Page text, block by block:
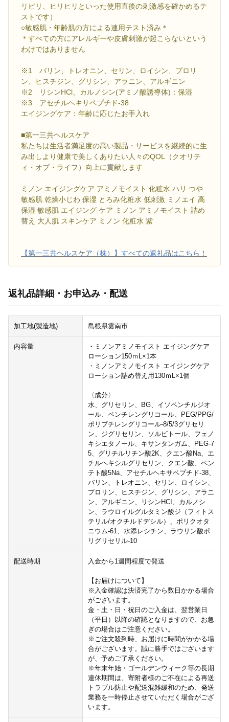
リピリ、ヒリヒリといった使用直後の刺激感を確かめるテ
ストです）
○敏感肌・年齢肌の方による連用テスト済み＊
＊すべての方にアレルギーや皮膚刺激が起こらないという
わけではありません
※1 バリン、トレオニン、セリン、ロイシン、プロリ
ン、ヒスチジン、グリシン、アラニン、アルギニン
※2 リシンHCl、カルノシン(アミノ酸誘導体)：保湿
※3 アセチルヘキサペプチド-38
エイジングケア：年齢に応じたお手入れ
■第一三共ヘルスケア
私たちは生活者満足度の高い製品・サービスを継続的に生
み出しより健康で美しくありたい人々のQOL（クオリテ
ィ・オブ・ライフ）向上に貢献します
ミノン エイジングケア アミノモイスト 化粧水 ハリ つや
敏感肌 乾燥小じわ 保湿 とろみ化粧水 低刺激 ミノエイ 高
保湿 敏感肌 エイジング ケア ミノン アミノモイスト 詰め
替え 大人肌 スキンケア ミノン 化粧水 紫
【第一三共ヘルスケア（株）】すべての返礼品はこちら！
返礼品詳細・お申込み・配送
加工地(製造地) 島根県雲南市
内容量
・ミノンアミノモイスト エイジングケア
ローション150ｍL×1本
・ミノンアミノモイスト エイジングケア
ローション詰め替え用130ｍL×1個
〈成分〉
水、グリセリン、BG、イソペンチルジオ
ール、ペンチレングリコール、PEG/PPG/
ポリブチレングリコール-8/5/3グリセリ
ン、ジグリセリン、ソルビトール、フェノ
キシエタノール、キサンタンガム、PEG-7
5、グリチルリチン酸2K、クエン酸Na、エ
チルヘキシルグリセリン、クエン酸、ペン
テト酸5Na、アセチルヘキサペプチド-38、
バリン、トレオニン、セリン、ロイシン、
プロリン、ヒスチジン、グリシン、アラニ
ン、アルギニン、リシンHCI、カルノシ
ン、ラウロイルグルタミン酸ジ（フィトス
テリル/オクチルドデシル）、ポリクオタ
ニウム-61、水添レシチン、ラウリン酸ポ
リグリセリル-10
配送時期 入金から1週間程度で発送
【お届けについて】
※入金確認は決済完了から数日かかる場合
がございます。
金・土・日・祝日のご入金は、翌営業日
（平日）以降の確認となりますので、お急
ぎの場合はご注意ください。
※ご注文殺到時、お届けに時間がかかる場
合がございます。誠に勝手ではございます
が、予めご了承ください。
※年末年始・ゴールデンウィーク等の長期
連休期間は、寄附者様のご不在による再送
トラブル防止や配送混雑緩和のため、発送
業務を一時停止させていただく場合がござ
います。